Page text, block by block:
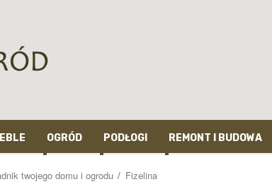
OGRÓD PODŁOGI REMONT I BUDOWA
twojego domu i ogrodu Fizelina